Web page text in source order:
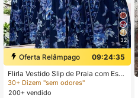
32
Oferta Relâmpago
09:24:34
Flirla Vestido Slip de Praia com Esta
mpa Estilo Boêmio
30+ Dizem "sem odores"
200+ vendido